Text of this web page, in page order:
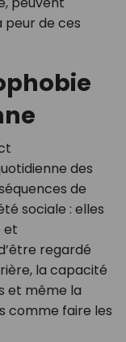
de ces
des
de
sociale : elles
et
regardé
la capacité
et même la
comme faire les